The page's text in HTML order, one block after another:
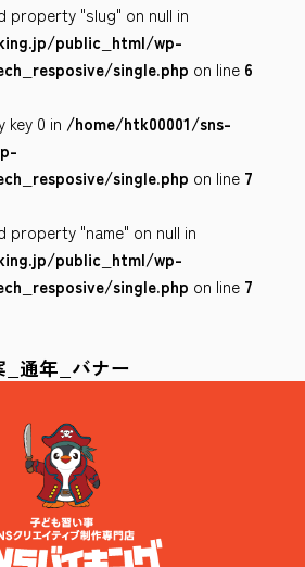
78-8169
：00 ※土・日・祝祭日・年末年始は除く
わせはこちら
property "slug" on null in
public_html/wp-
single.php on line 6
key 0 in /home/htk00001/sns-
single.php on line 7
property "name" on null in
public_html/wp-
single.php on line 7
_通年_バナー